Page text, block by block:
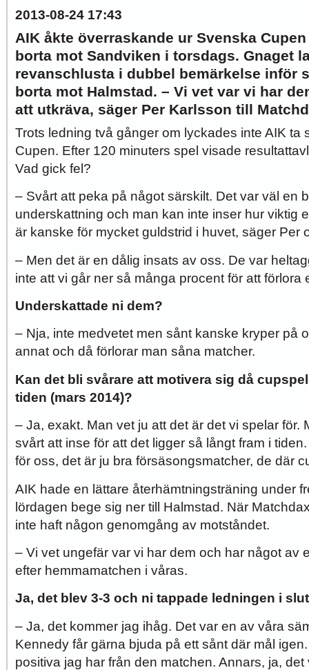
2013-08-24 17:43
AIK åkte överraskande ur Svenska
borta mot Sandviken i torsdags. Gnaget
revanschlusta i dubbel bemärkelse inför
borta mot Halmstad. – Vi vet var vi har
att utkräva, säger Per Karlsson till
Trots ledning två gånger om lyckades inte AIK ta
Cupen. Efter 120 minuters spel visade
Vad gick fel?
– Svårt att peka på något särskilt. Det var väl en
underskattning och man kan inte inser hur viktig
är kanske för mycket guldstrid i huvet, säger Per
– Men det är en dålig insats av oss. De var
inte att vi går ner så många procent för att förlora
Underskattade ni dem?
– Nja, inte medvetet men sånt kanske kryper på
annat och då förlorar man såna matcher.
Kan det bli svårare att motivera sig då
tiden (mars 2014)?
– Ja, exakt. Man vet ju att det är det vi spelar för.
svårt att inse för att det ligger så långt fram i
för oss, det är ju bra försäsongsmatcher, de där
AIK hade en lättare återhämtningsträning under
lördagen bege sig ner till Halmstad. När
inte haft någon genomgång av motståndet.
– Vi vet ungefär var vi har dem och har något av
efter hemmamatchen i våras.
Ja, det blev 3-3 och ni tappade ledningen i
– Ja, det kommer jag ihåg. Det var en av våra
Kennedy får gärna bjuda på ett sånt där mål
positiva jag har från den matchen. Annars, ja,